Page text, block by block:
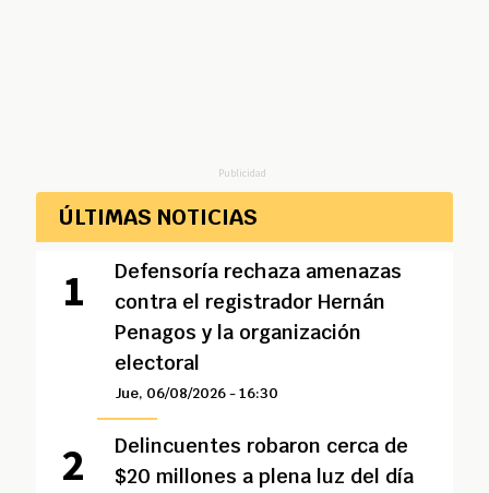
Publicidad
ÚLTIMAS NOTICIAS
Defensoría rechaza amenazas
contra el registrador Hernán
Penagos y la organización
electoral
Jue, 06/08/2026 - 16:30
Delincuentes robaron cerca de
$20 millones a plena luz del día